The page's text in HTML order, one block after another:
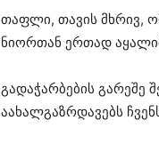
თაფლი, თავის მხრივ,
ნიორთან ერთად
გადაჭარბების გარეშე
აახალგაზრდავებს